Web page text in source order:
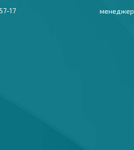
17 менеджер